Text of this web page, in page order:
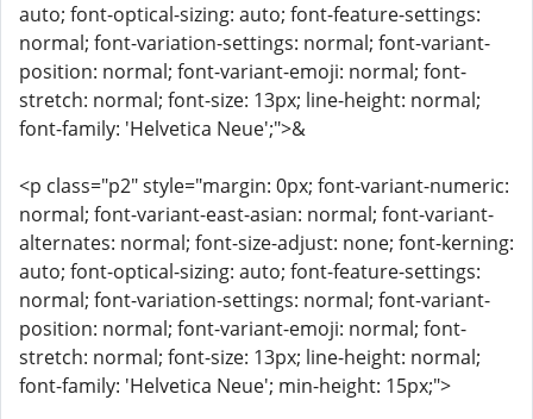
auto; font-optical-sizing: auto; font-feature-settings:
normal; font-variation-settings: normal; font-variant-
position: normal; font-variant-emoji: normal; font-
stretch: normal; font-size: 13px; line-height: normal;
font-family: 'Helvetica Neue';">&
<p class="p2" style="margin: 0px; font-variant-numeric:
normal; font-variant-east-asian: normal; font-variant-
alternates: normal; font-size-adjust: none; font-kerning:
auto; font-optical-sizing: auto; font-feature-settings:
normal; font-variation-settings: normal; font-variant-
position: normal; font-variant-emoji: normal; font-
stretch: normal; font-size: 13px; line-height: normal;
font-family: 'Helvetica Neue'; min-height: 15px;">